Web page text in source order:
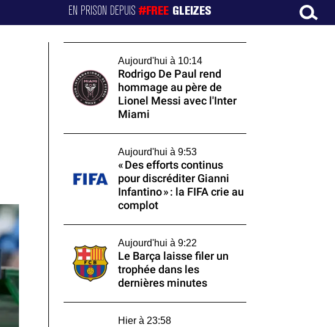
EN PRISON DEPUIS#FREE GLEIZES
Aujourd'hui à 10:14
Rodrigo De Paul rend
hommage au père de
Lionel Messi avec l'Inter
Miami
Aujourd'hui à 9:53
« Des efforts continus
pour discréditer Gianni
Infantino » : la FIFA crie au
complot
Aujourd'hui à 9:22
Le Barça laisse filer un
trophée dans les
dernières minutes
Hier à 23:58